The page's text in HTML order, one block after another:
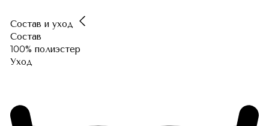
Состав и уход
Состав
100% полиэстер
Уход